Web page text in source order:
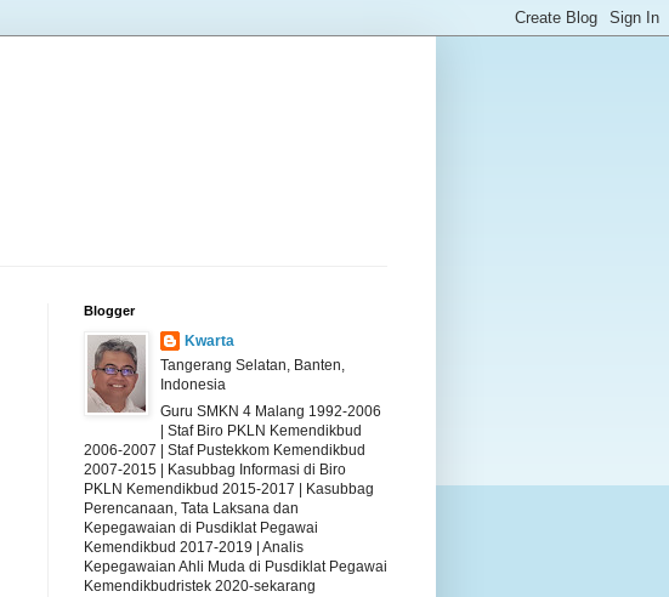
Blogger
Kwarta
Tangerang Selatan, Banten,
Indonesia
Guru SMKN 4 Malang 1992-2006
| Staf Biro PKLN Kemendikbud
2006-2007 | Staf Pustekkom Kemendikbud
2007-2015 | Kasubbag Informasi di Biro
PKLN Kemendikbud 2015-2017 | Kasubbag
Perencanaan, Tata Laksana dan
Kepegawaian di Pusdiklat Pegawai
Kemendikbud 2017-2019 | Analis
Kepegawaian Ahli Muda di Pusdiklat Pegawai
Kemendikbudristek 2020-sekarang